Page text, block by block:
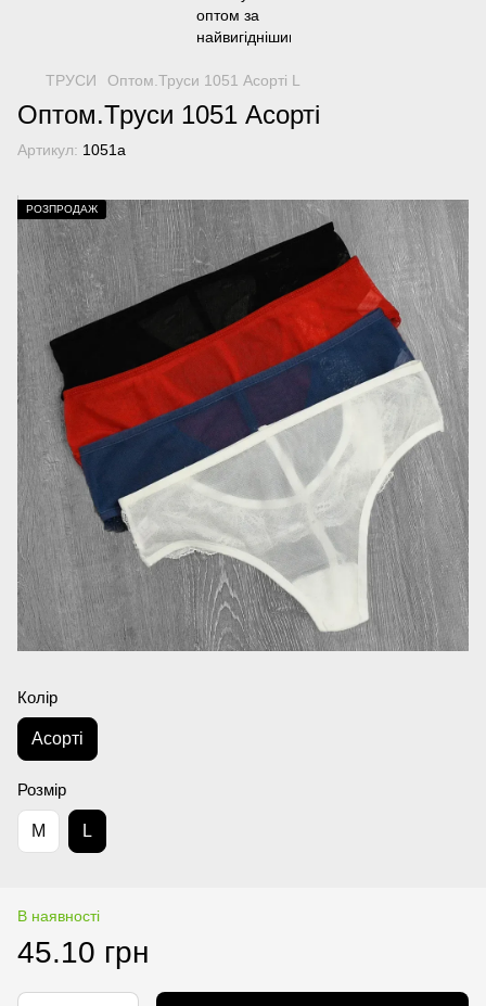
ТРУСИ Оптом.Труси 1051 Асорті L
Оптом.Труси 1051 Асорті
Артикул: 1051а
РОЗПРОДАЖ
Колір
Аcорті
Розмір
M L
В наявності
45.10 грн